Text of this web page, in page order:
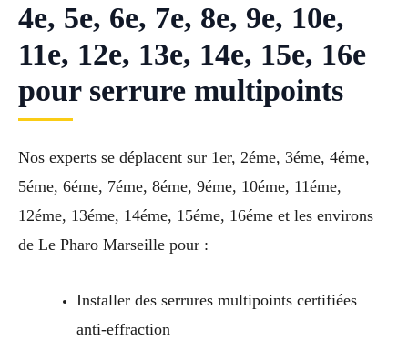
4e, 5e, 6e, 7e, 8e, 9e, 10e,
11e, 12e, 13e, 14e, 15e, 16e
pour serrure multipoints
Nos experts se déplacent sur 1er, 2éme, 3éme, 4éme,
5éme, 6éme, 7éme, 8éme, 9éme, 10éme, 11éme,
12éme, 13éme, 14éme, 15éme, 16éme et les environs
de Le Pharo Marseille pour :
Installer des serrures multipoints certifiées
anti-effraction